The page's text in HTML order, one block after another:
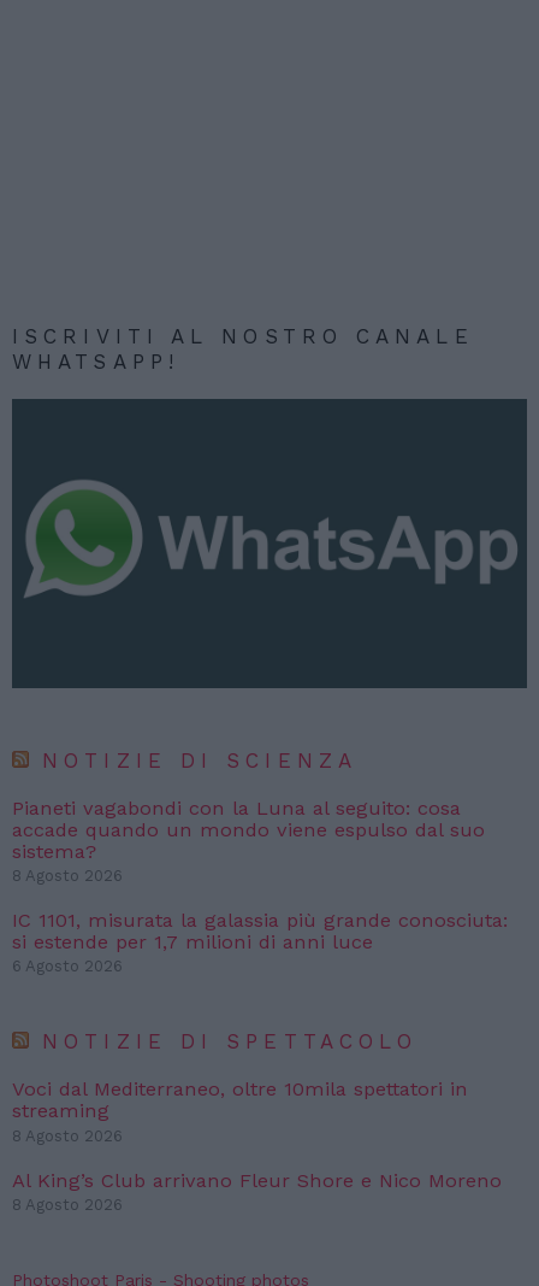
ISCRIVITI AL NOSTRO CANALE
WHATSAPP!
NOTIZIE DI SCIENZA
Pianeti vagabondi con la Luna al seguito: cosa
accade quando un mondo viene espulso dal suo
sistema?
8 Agosto 2026
IC 1101, misurata la galassia più grande conosciuta:
si estende per 1,7 milioni di anni luce
6 Agosto 2026
NOTIZIE DI SPETTACOLO
Voci dal Mediterraneo, oltre 10mila spettatori in
streaming
8 Agosto 2026
Al King’s Club arrivano Fleur Shore e Nico Moreno
8 Agosto 2026
Photoshoot Paris - Shooting photos